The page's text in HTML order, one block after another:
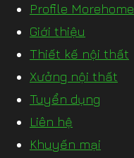
Profile Morehome
Giới thiệu
Thiết kế nội thất
Xưởng nội thất
Tuyển dụng
Liên hệ
Khuyến mại